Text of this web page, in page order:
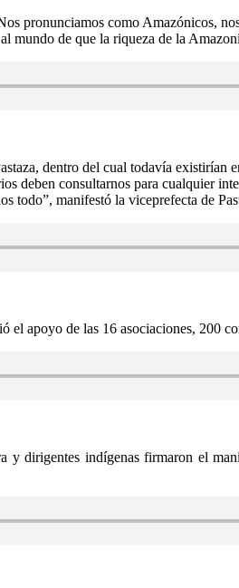
pronunciamos como Amazónicos,
de que la riqueza de la
dentro del cual todavía
deben consultarnos para cualquier
todo”, manifestó la viceprefecta de
apoyo de las 16 asociaciones, 200
y dirigentes indígenas firmaron el